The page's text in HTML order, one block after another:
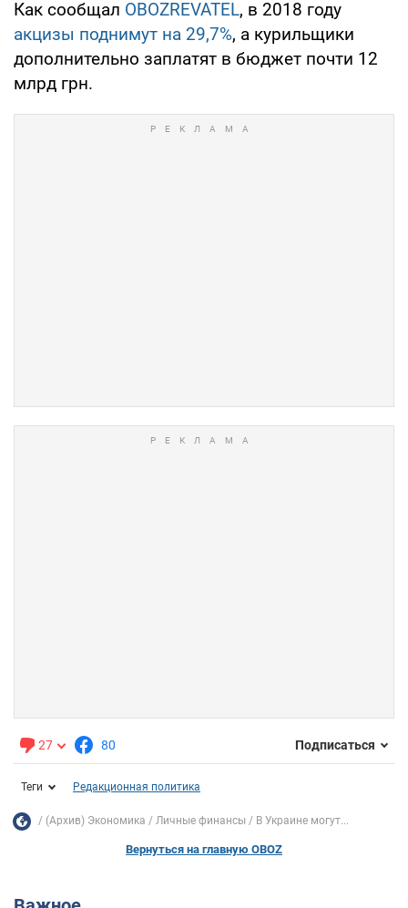
Как сообщал OBOZREVATEL, в 2018 году
акцизы поднимут на 29,7%, а курильщики
дополнительно заплатят в бюджет почти 12
млрд грн.
27 80 Подписаться
Теги Редакционная политика
(Архив) Экономика Личные финансы В Украине могут...
Вернуться на главную OBOZ